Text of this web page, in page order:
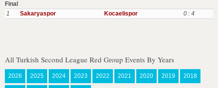
Final
1
Sakaryaspor Kocaelispor 0 : 4
All Turkish Second League Red Group Events By Years
2026 2025 2024 2023 2022 2021 2020 2019 2018